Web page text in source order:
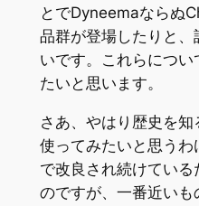
とでDyneemaならぬ
品群が登場したりと、
いです。これらにつ
たいと思います。
さあ、やはり歴史を
使ってみたいと思うわ
で改良され続けてい
のですが、一番近い